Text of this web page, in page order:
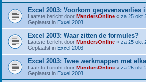
Excel 2003: Voorkom gegevensverlies
Laatste bericht door MandersOnline « za 25 okt
Geplaatst in Excel 2003
Excel 2003: Waar zitten de formules?
Laatste bericht door MandersOnline « za 25 okt
Geplaatst in Excel 2003
Excel 2003: Twee werkmappen met
Laatste bericht door MandersOnline « za 25 okt
Geplaatst in Excel 2003